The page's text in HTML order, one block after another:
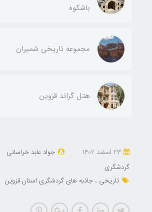
باشکوه
مجموعه تاریخی شمیران
هتل گراند قزوین
جواد عابد خراسانی
گردشگری
تاریخی
جاذبه های گردشگری استان قزوین